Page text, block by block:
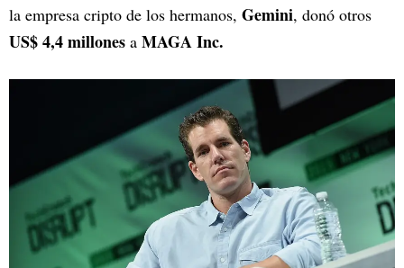
la empresa cripto de los hermanos, Gemini, donó otros
US$ 4,4 millones a MAGA Inc.